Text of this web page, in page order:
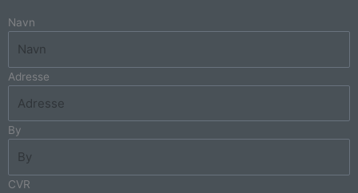
Navn
Adresse
By
CVR